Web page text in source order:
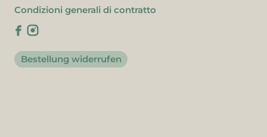
Condizioni generali di contratto
Bestellung widerrufen